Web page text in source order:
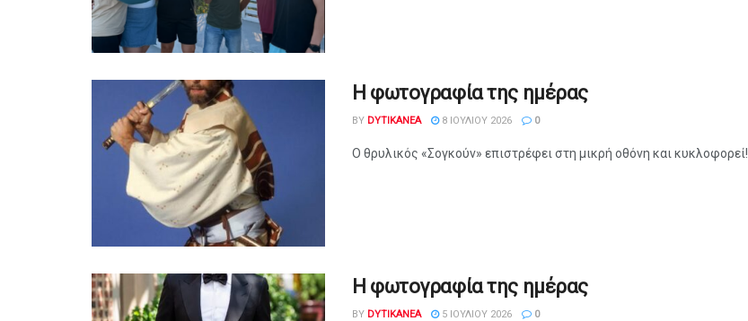
Η φωτογραφία της ημέρας
BY DYTIKANEA 8 ΙΟΥΛΊΟΥ 2026 0
Ο θρυλικός «Σογκούν» επιστρέφει στη μικρή οθόνη και κυκλοφορεί!
Η φωτογραφία της ημέρας
BY DYTIKANEA 5 ΙΟΥΛΊΟΥ 2026 0